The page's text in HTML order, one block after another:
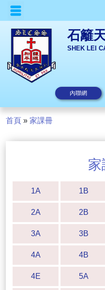
石籬
SHEK LEI
內聯網
首頁 » 家課冊
家
1A 1B
2A 2B
3A 3B
4A 4B
4E 5A